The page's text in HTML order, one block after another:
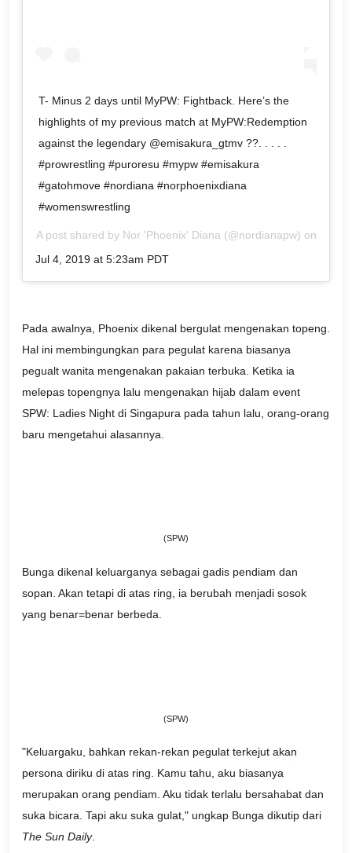
T- Minus 2 days until MyPW: Fightback. Here’s the
highlights of my previous match at MyPW:Redemption
against the legendary @emisakura_gtmv ??. . . . .
#prowrestling #puroresu #mypw #emisakura
#gatohmove #nordiana #norphoenixdiana
#womenswrestling
A post shared by Nor 'Phoenix' Diana (@nordianapw) on
Jul 4, 2019 at 5:23am PDT
Pada awalnya, Phoenix dikenal bergulat mengenakan topeng.
Hal ini membingungkan para pegulat karena biasanya
pegualt wanita mengenakan pakaian terbuka. Ketika ia
melepas topengnya lalu mengenakan hijab dalam event
SPW: Ladies Night di Singapura pada tahun lalu, orang-orang
baru mengetahui alasannya.
(SPW)
Bunga dikenal keluarganya sebagai gadis pendiam dan
sopan. Akan tetapi di atas ring, ia berubah menjadi sosok
yang benar=benar berbeda.
(SPW)
"Keluargaku, bahkan rekan-rekan pegulat terkejut akan
persona diriku di atas ring. Kamu tahu, aku biasanya
merupakan orang pendiam. Aku tidak terlalu bersahabat dan
suka bicara. Tapi aku suka gulat," ungkap Bunga dikutip dari
The Sun Daily.